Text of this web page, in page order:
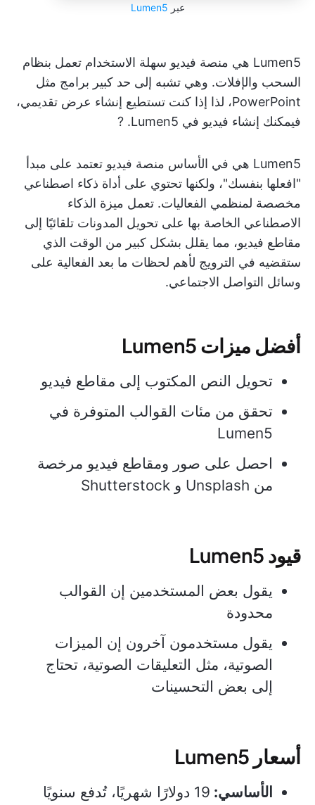
عبر Lumen5
Lumen5 هي منصة فيديو سهلة الاستخدام تعمل بنظام
السحب والإفلات. وهي تشبه إلى حد كبير برامج مثل
PowerPoint، لذا إذا كنت تستطيع إنشاء عرض تقديمي،
فيمكنك إنشاء فيديو في Lumen5. ?️
Lumen5 هي في الأساس منصة فيديو تعتمد على مبدأ
"افعلها بنفسك"، ولكنها تحتوي على أداة ذكاء اصطناعي
مخصصة لمنظمي الفعاليات. تعمل ميزة الذكاء
الاصطناعي الخاصة بها على تحويل المدونات تلقائيًا إلى
مقاطع فيديو، مما يقلل بشكل كبير من الوقت الذي
ستقضيه في الترويج لأهم لحظات ما بعد الفعالية على
وسائل التواصل الاجتماعي.
أفضل ميزات Lumen5
تحويل النص المكتوب إلى مقاطع فيديو
تحقق من مئات القوالب المتوفرة في
Lumen5
احصل على صور ومقاطع فيديو مرخصة
من Unsplash و Shutterstock
قيود Lumen5
يقول بعض المستخدمين إن القوالب
محدودة
يقول مستخدمون آخرون إن الميزات
الصوتية، مثل التعليقات الصوتية، تحتاج
إلى بعض التحسينات
أسعار Lumen5
الأساسي: 19 دولارًا شهريًا، تُدفع سنويًا